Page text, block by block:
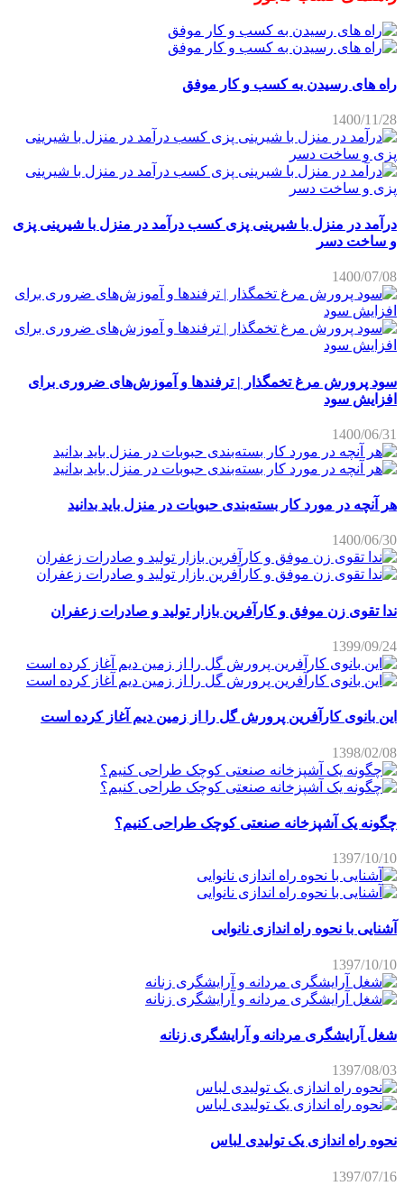
راه های رسیدن به کسب و کار موفق
1400/11/28
درآمد در منزل با شیرینی پزی کسب درآمد در منزل با شیرینی پزی
و ساخت دسر
1400/07/08
سود پرورش مرغ تخمگذار | ترفندها و آموزش‌های ضروری برای
افزایش سود
1400/06/31
هر آنچه در مورد کار بسته‌بندی حبوبات در منزل باید بدانید
1400/06/30
ندا تقوی زن موفق و کارآفرین بازار تولید و صادرات زعفران
1399/09/24
این بانوی کارآفرین پرورش گل را از زمین دیم آغاز کرده است
1398/02/08
چگونه یک آشپزخانه صنعتی کوچک طراحی کنیم؟
1397/10/10
آشنایی با نحوه راه اندازی نانوایی
1397/10/10
شغل آرایشگری مردانه و آرایشگری زنانه
1397/08/03
نحوه راه اندازی یک تولیدی لباس
1397/07/16